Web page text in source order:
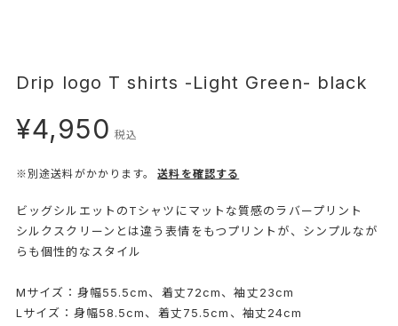
Drip logo T shirts -Light Green- black
¥4,950 税込
※別途送料がかかります。 送料を確認する
ビッグシルエットのTシャツにマットな質感のラバープリント
シルクスクリーンとは違う表情をもつプリントが、シンプルなが
らも個性的なスタイル
Mサイズ：身幅55.5cm、着丈72cm、袖丈23cm
Lサイズ：身幅58.5cm、着丈75.5cm、袖丈24cm